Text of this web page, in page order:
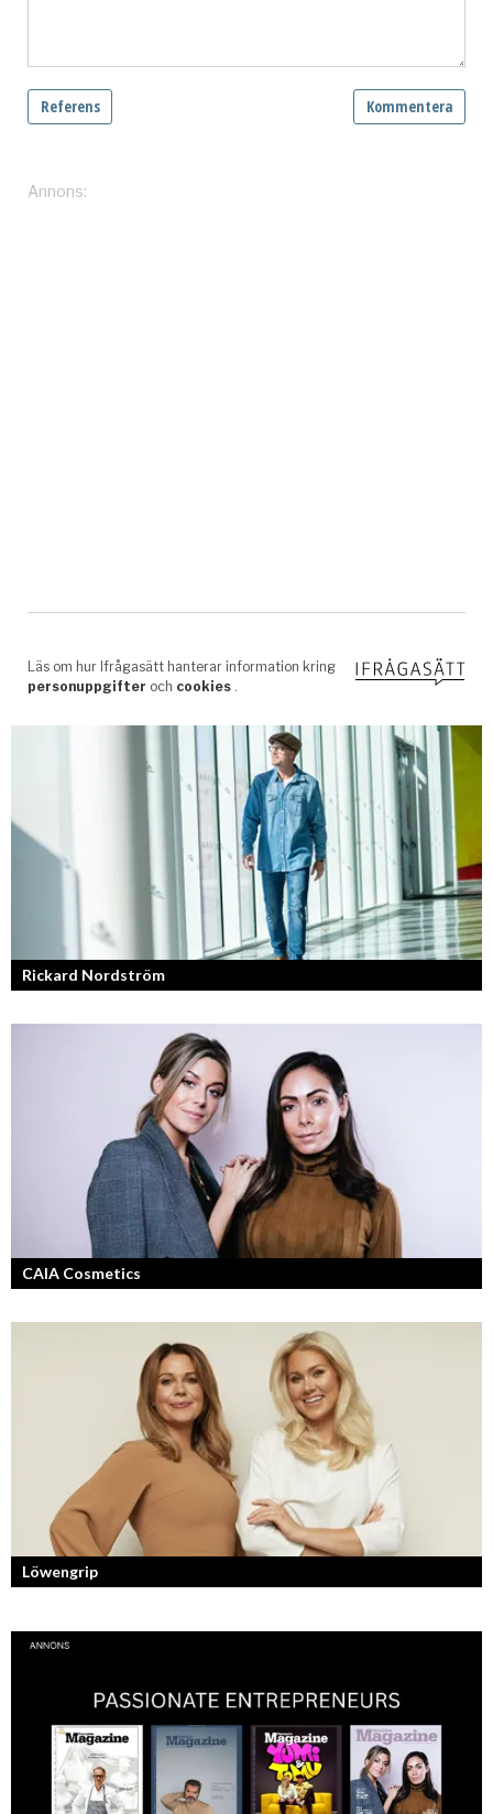
Rickard Nordström
Läraren som omfamnar sociala medier.
CAIA Cosmetics
Skönhet är bra självkänsla och ett vackert leende enligt grundarna av
det nya raketvarumärket inom smink: CAIA Cosmetics.
Löwengrip
Från bloggare till influencer och superentreprenör. En resa som fostrat